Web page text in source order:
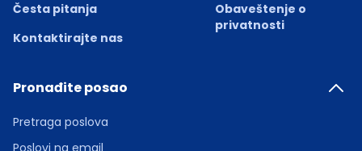
Česta pitanja
Kontaktirajte nas
Obaveštenje o
privatnosti
Pronađite posao
Pretraga poslova